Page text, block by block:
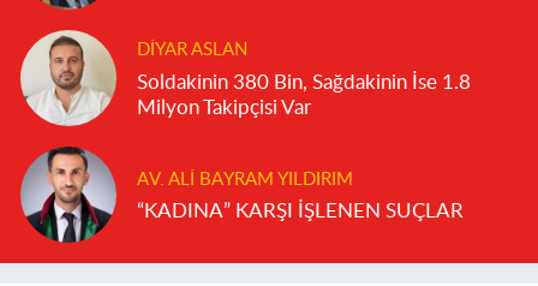
DIYAR ASLAN
Soldakinin 380 Bin, Sağdakinin İse 1.8
Milyon Takipçisi Var
AV. ALI BAYRAM YILDIRIM
“KADINA” KARŞI İŞLENEN SUÇLAR